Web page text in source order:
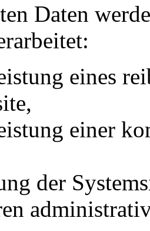
Daten
eines
einer
der